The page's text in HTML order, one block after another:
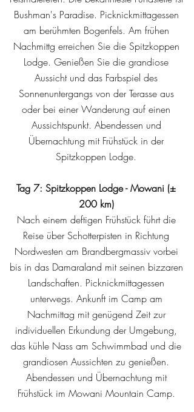
Bushman's Paradise. Picknickmittagessen
am berühmten Bogenfels. Am frühen
Nachmittg erreichen Sie die Spitzkoppen
Lodge. Genießen Sie die grandiose
Aussicht und das Farbspiel des
Sonnenuntergangs von der Terasse aus
oder bei einer Wanderung auf einen
Aussichtspunkt. Abendessen und
Übernachtung mit Frühstück in der
Spitzkoppen Lodge.
Tag 7: Spitzkoppen Lodge - Mowani (±
200 km)
Nach einem deftigen Frühstück führt die
Reise über Schotterpisten in Richtung
Nordwesten am Brandbergmassiv vorbei
bis in das Damaraland mit seinen bizzaren
Landschaften. Picknickmittagessen
unterwegs. Ankunft im Camp am
Nachmittag mit genügend Zeit zur
individuellen Erkundung der Umgebung,
das kühle Nass am Schwimmbad und die
grandiosen Aussichten zu genießen.
Abendessen und Übernachtung mit
Frühstück im Mowani Mountain Camp.